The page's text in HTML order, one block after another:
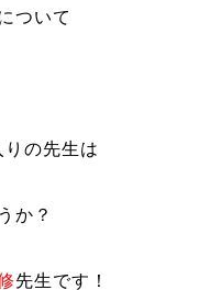
ついて
の先生は
か？
先生です！